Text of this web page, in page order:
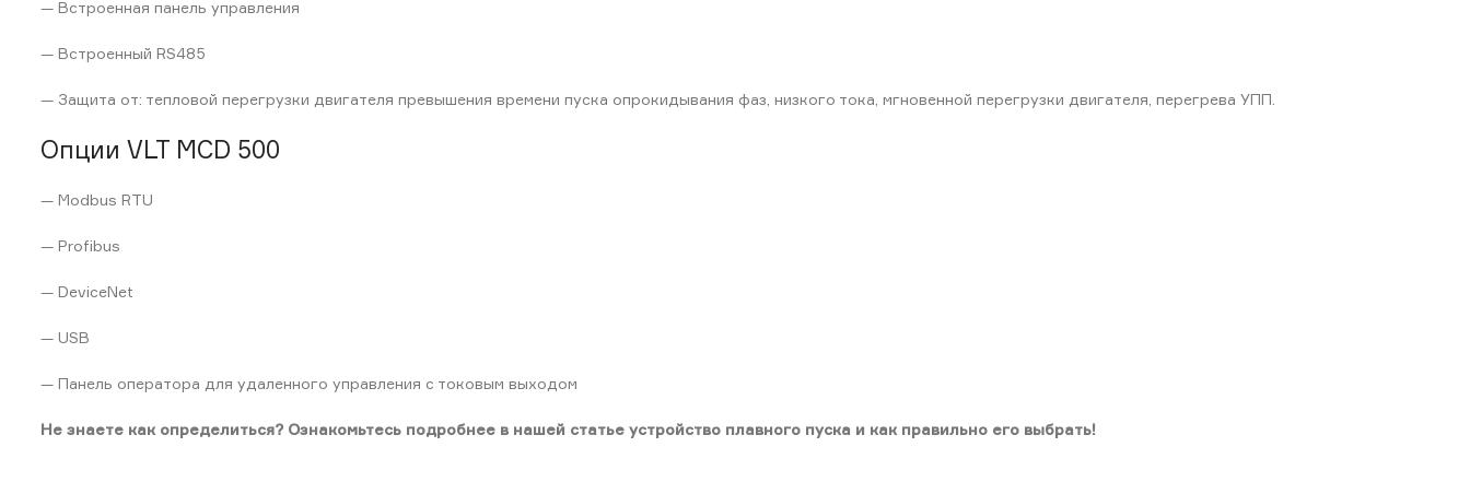
— Встроенная панель управления
— Встроенный RS485
— Защита от: тепловой перегрузки двигателя превышения времени пуска опрокидывания фаз, низкого тока, мгновенной перегрузки двигателя, перегрева УПП.
Опции VLT MCD 500
— Modbus RTU
— Profibus
— DeviceNet
— USB
— Панель оператора для удаленного управления с токовым выходом
Не знаете как определиться? Ознакомьтесь подробнее в нашей статье устройство плавного пуска и как правильно его выбрать!